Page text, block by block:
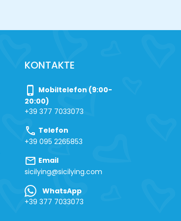
KONTAKTE
phone_iphone
Mobiltelefon (9:00-
20:00)
+39 377 7033073
call Telefon
+39 095 2265853
mail Email
sicilying@sicilying.com
WhatsApp
+39 377 7033073